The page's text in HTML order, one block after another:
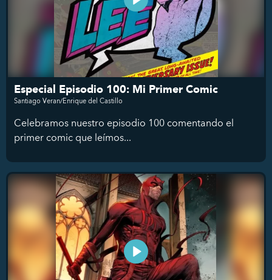
Especial Episodio 100: Mi Primer Comic
Santiago Veran/Enrique del Castillo
Celebramos nuestro episodio 100 comentando el
primer comic que leímos...